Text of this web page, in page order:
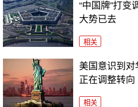
“中国牌”打变
大势已去
相关
美国意识到对
正在调整转向
相关